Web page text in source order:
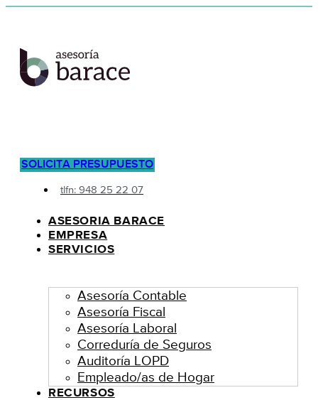
SOLICITA PRESUPUESTO
tlfn: 948 25 22 07
ASESORIA BARACE
EMPRESA
SERVICIOS
Asesoría Contable
Asesoría Fiscal
Asesoría Laboral
Correduría de Seguros
Auditoría LOPD
Empleado/as de Hogar
RECURSOS